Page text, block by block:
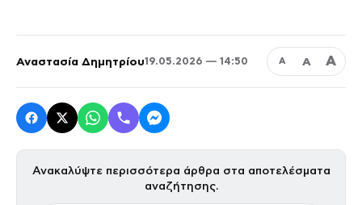
Αναστασία Δημητρίου19.05.2026 — 14:50 Α Α Α
Ανακαλύψτε περισσότερα άρθρα στα αποτελέσματα
αναζήτησης.